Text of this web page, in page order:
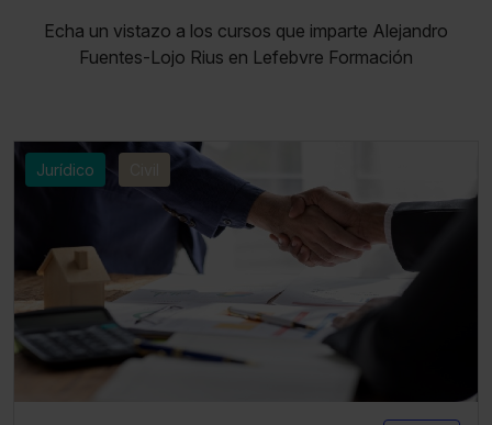
Echa un vistazo a los cursos que imparte Alejandro
Fuentes-Lojo Rius en Lefebvre Formación
Jurídico